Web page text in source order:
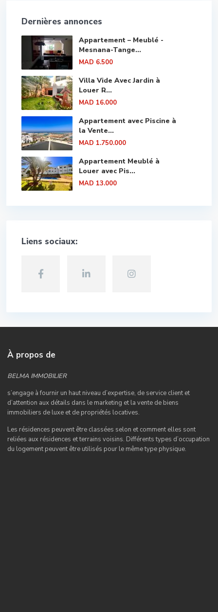
Dernières annonces
Appartement – Meublé -
Mesnana-Tange...
MAD 6.500
Villa Vide Avec Jardin à
Louer R...
MAD 16.000
Appartement avec Piscine à
la Vente...
MAD 1.750.000
Appartement Meublé à
Louer avec Pis...
MAD 13.000
Liens sociaux:
À propos de
BELMA IMMOBILIER
s’engage à fournir un haut niveau d’expertise, de service client et
d’attention aux détails dans le marketing et la vente de biens
immobiliers de luxe et de propriétés locatives.
Les résidences peuvent être classées selon et comment elles sont
reliées aux résidences et terrains voisins. Différents types d’occupation
du logement peuvent être utilisés pour le même type physique.